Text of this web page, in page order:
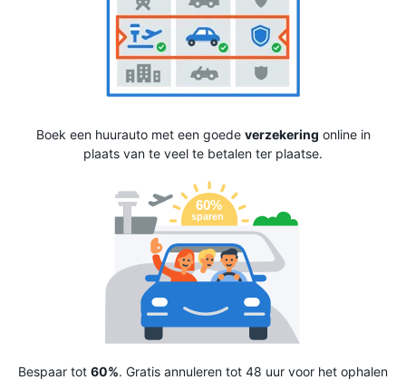
Boek een huurauto met een goede verzekering online in
plaats van te veel te betalen ter plaatse.
Bespaar tot 60%. Gratis annuleren tot 48 uur voor het ophalen